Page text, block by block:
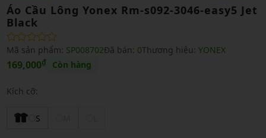
Áo Cầu Lông Yonex Rm-s092-3046-easy5 Jet
Black
Mã sản phẩm: SP008702Đã bán: 0Thương hiệu: YONEX
169,000₫ Còn hàng
Kích cỡ:
S